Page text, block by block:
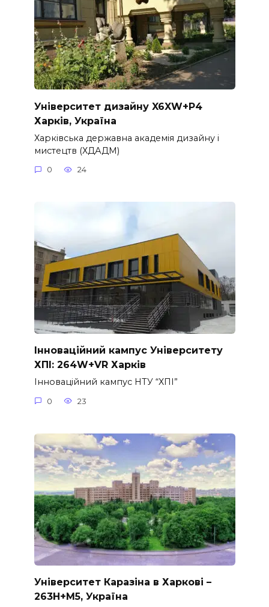
Університет дизайну X6XW+P4
Харків, Україна
Харківська державна академія дизайну і
мистецтв (ХДАДМ)
0 24
Інноваційний кампус Університету
ХПІ: 264W+VR Харків
Інноваційний кампус НТУ “ХПІ”
0 23
Університет Каразіна в Харкові –
263H+M5, Україна